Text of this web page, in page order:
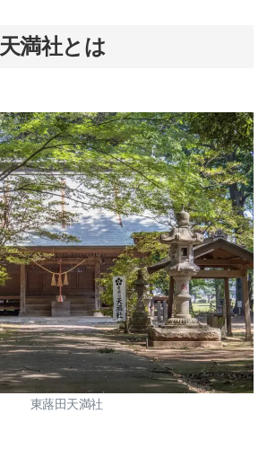
満社とは
東蕗田天満社